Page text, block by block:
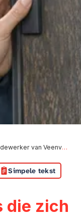
van Veenvesters
Simpele tekst
die zich